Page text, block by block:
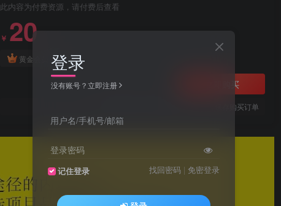
此内容为付费资源，请付费后查看
￥ 20
黄金会员 免费
立即购买
您当前未登录！建议登陆后购买，可保存购买订单
登录
没有账号？立即注册
用户名/手机号/邮箱
登录密码
记住登录 找回密码 | 免密登录